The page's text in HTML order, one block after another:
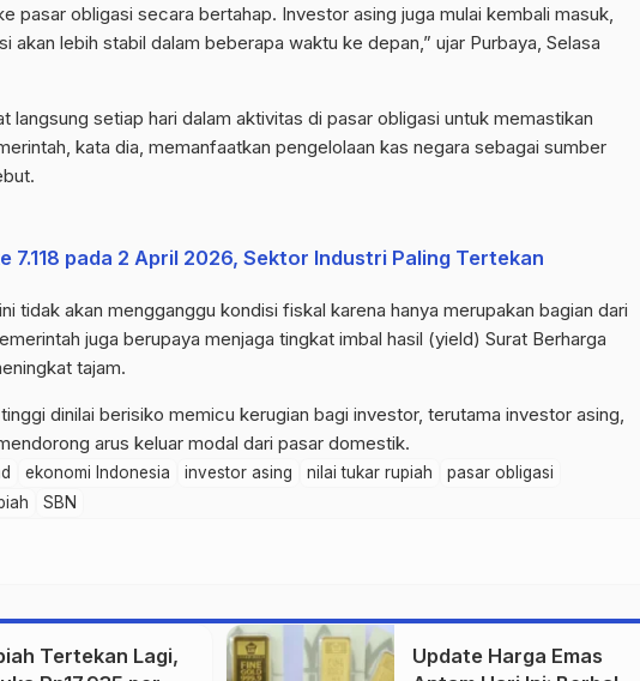
pasar obligasi secara bertahap. Investor asing juga mulai kembali masuk,
akan lebih stabil dalam beberapa waktu ke depan,” ujar Purbaya, Selasa
langsung setiap hari dalam aktivitas di pasar obligasi untuk memastikan
kata dia, memanfaatkan pengelolaan kas negara sebagai sumber
7.118 pada 2 April 2026, Sektor Industri Paling Tertekan
tidak akan mengganggu kondisi fiskal karena hanya merupakan bagian dari
juga berupaya menjaga tingkat imbal hasil (yield) Surat Berharga
tajam.
dinilai berisiko memicu kerugian bagi investor, terutama investor asing,
arus keluar modal dari pasar domestik.
ekonomi Indonesia investor asing nilai tukar rupiah
pasar obligasi
SBN
Tertekan Lagi,
Update Harga Emas